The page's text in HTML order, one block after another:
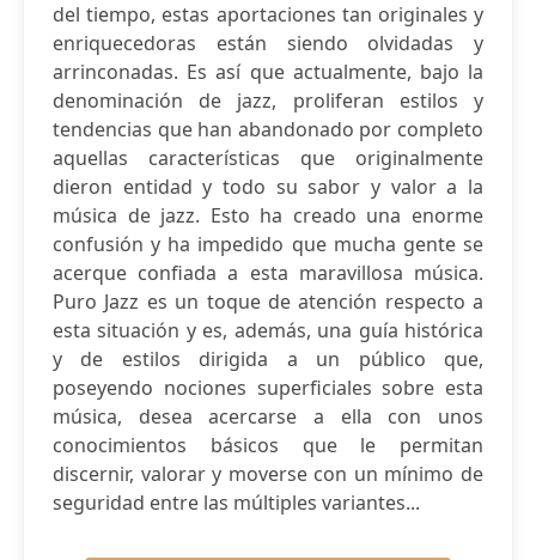
del tiempo, estas aportaciones tan originales y
enriquecedoras están siendo olvidadas y
arrinconadas. Es así que actualmente, bajo la
denominación de jazz, proliferan estilos y
tendencias que han abandonado por completo
aquellas características que originalmente
dieron entidad y todo su sabor y valor a la
música de jazz. Esto ha creado una enorme
confusión y ha impedido que mucha gente se
acerque confiada a esta maravillosa música.
Puro Jazz es un toque de atención respecto a
esta situación y es, además, una guía histórica
y de estilos dirigida a un público que,
poseyendo nociones superficiales sobre esta
música, desea acercarse a ella con unos
conocimientos básicos que le permitan
discernir, valorar y moverse con un mínimo de
seguridad entre las múltiples variantes...